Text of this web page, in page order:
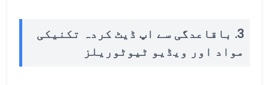
3. باقاعدگی سے اپ ڈیٹ کردہ تکنیکی
مواد اور ویڈیو ٹیوٹوریلز